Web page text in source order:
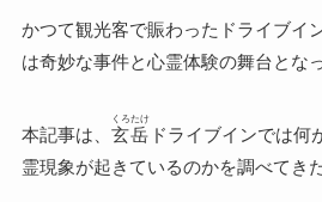
かつて観光客で賑わったドライブイ
は奇妙な事件と心霊体験の舞台とな
本記事は、 玄岳
くろたけ
ドライブインでは何
霊現象が起きているのかを調べてきた